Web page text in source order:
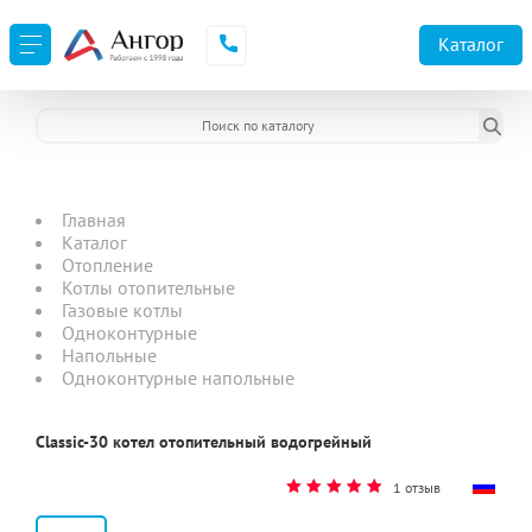
Каталог
Главная
Каталог
Отопление
Котлы отопительные
Газовые котлы
Одноконтурные
Напольные
Одноконтурные напольные
Classic-30 котел отопительный водогрейный
1 отзыв